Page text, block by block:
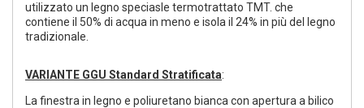
utilizzato un legno speciasle termotrattato TMT. che
contiene il 50% di acqua in meno e isola il 24% in più del legno
tradizionale.
VARIANTE GGU Standard Stratificata:
La finestra in legno e poliuretano bianca con apertura a bilico